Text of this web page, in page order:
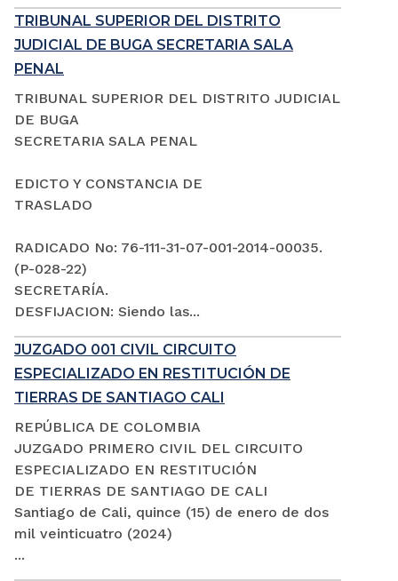
TRIBUNAL SUPERIOR DEL DISTRITO
JUDICIAL DE BUGA SECRETARIA SALA
PENAL
TRIBUNAL SUPERIOR DEL DISTRITO JUDICIAL
DE BUGA
SECRETARIA SALA PENAL
EDICTO Y CONSTANCIA DE
TRASLADO
RADICADO No: 76-111-31-07-001-2014-00035.
(P-028-22)
SECRETARÍA.
DESFIJACION: Siendo las...
JUZGADO 001 CIVIL CIRCUITO
ESPECIALIZADO EN RESTITUCIÓN DE
TIERRAS DE SANTIAGO CALI
REPÚBLICA DE COLOMBIA
JUZGADO PRIMERO CIVIL DEL CIRCUITO
ESPECIALIZADO EN RESTITUCIÓN
DE TIERRAS DE SANTIAGO DE CALI
Santiago de Cali, quince (15) de enero de dos
mil veinticuatro (2024)
...